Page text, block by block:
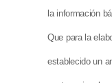
la información
Que para la
establecido un